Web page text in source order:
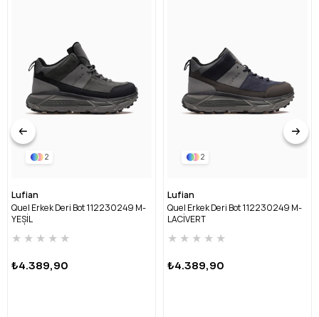
2
Lufian
Quel Erkek Deri Bot 112230249 M-
YEŞİL
★ ★ ★ ★ ★
₺4.389,90
2
Lufian
Quel Erkek Deri Bot 112230249 M-
LACİVERT
★ ★ ★ ★ ★
₺4.389,90